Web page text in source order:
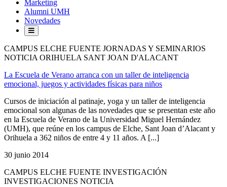
y
Atención
al
Estudiantado
Marketing
Alumni UMH
Novedades
CAMPUS ELCHE FUENTE JORNADAS Y SEMINARIOS
NOTICIA ORIHUELA SANT JOAN D'ALACANT
La Escuela de Verano arranca con un taller de inteligencia
emocional, juegos y actividades físicas para niños
Cursos de iniciación al patinaje, yoga y un taller de inteligencia
emocional son algunas de las novedades que se presentan este año
en la Escuela de Verano de la Universidad Miguel Hernández
(UMH), que reúne en los campus de Elche, Sant Joan d’Alacant y
Orihuela a 362 niños de entre 4 y 11 años. A [...]
30 junio 2014
CAMPUS ELCHE FUENTE INVESTIGACIÓN
INVESTIGACIONES NOTICIA